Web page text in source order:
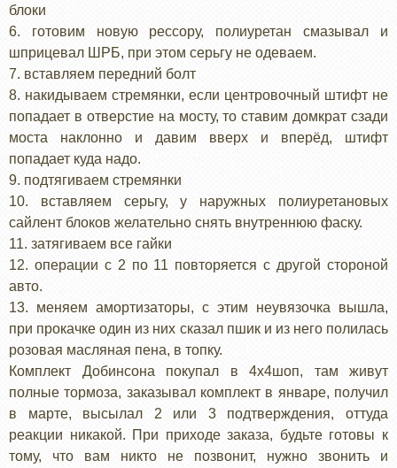
блоки
6. готовим новую рессору, полиуретан смазывал и
шприцевал ШРБ, при этом серьгу не одеваем.
7. вставляем передний болт
8. накидываем стремянки, если центровочный штифт не
попадает в отверстие на мосту, то ставим домкрат сзади
моста наклонно и давим вверх и вперёд, штифт
попадает куда надо.
9. подтягиваем стремянки
10. вставляем серьгу, у наружных полиуретановых
сайлент блоков желательно снять внутреннюю фаску.
11. затягиваем все гайки
12. операции с 2 по 11 повторяется с другой стороной
авто.
13. меняем амортизаторы, с этим неувязочка вышла,
при прокачке один из них сказал пшик и из него полилась
розовая масляная пена, в топку.
Комплект Добинсона покупал в 4х4шоп, там живут
полные тормоза, заказывал комплект в январе, получил
в марте, высылал 2 или 3 подтверждения, оттуда
реакции никакой. При приходе заказа, будьте готовы к
тому, что вам никто не позвонит, нужно звонить и